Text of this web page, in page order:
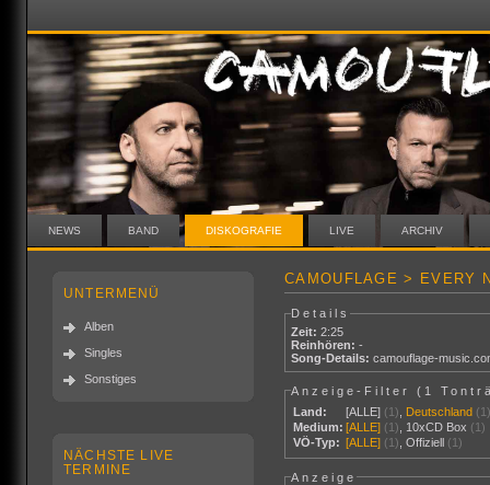
NEWS BAND DISKOGRAFIE LIVE ARCHIV
UNTERMENÜ
Alben
Singles
Sonstiges
NÄCHSTE LIVE
TERMINE
CAMOUFLAGE > EVERY
Details
Zeit: 2:25
Reinhören:-
Song-Details: camouflage-
Anzeige-Filter ( 1
Land:
[ALLE] (1) Deutschland
Medium: [ALLE] (1) 10xCD Box (1)
VÖ-Typ: [ALLE] (1) ,Offiziell (1)
Anzeige